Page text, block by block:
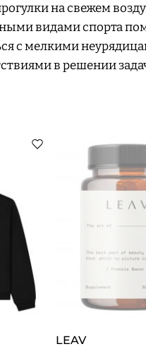
на свежем
видами спорта
с мелкими
в решении
LEAV